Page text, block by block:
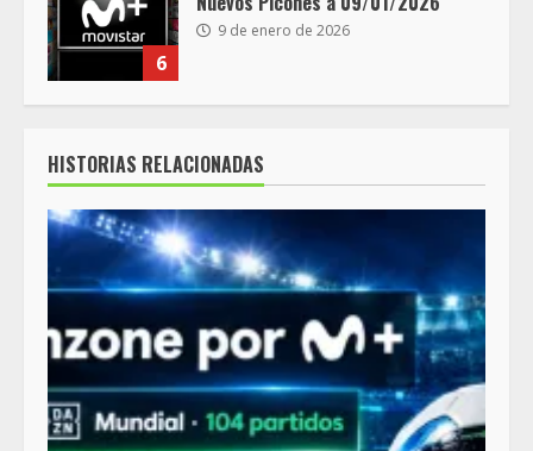
6
9 de enero de 2026
HISTORIAS RELACIONADAS